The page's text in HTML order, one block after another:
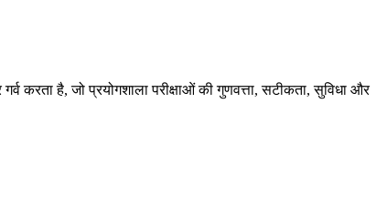
करता है, जो प्रयोगशाला परीक्षाओं की गुणवत्ता, सटीकता, सुविधा और